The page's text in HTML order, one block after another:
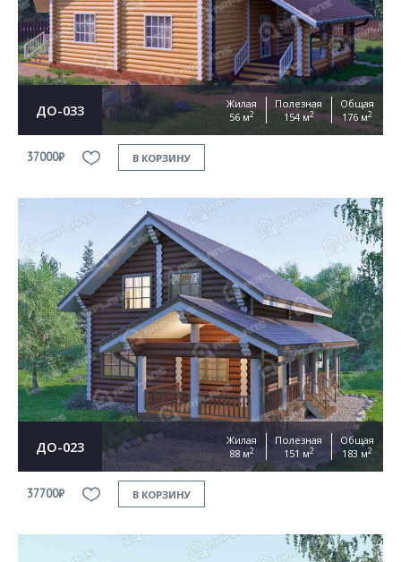
ДО-033
Жилая
56 м2
Полезная
154 м2
Общая
176 м2
37000₽ В КОРЗИНУ
ДО-023
Жилая
88 м2
Полезная
151 м2
Общая
183 м2
37700₽ В КОРЗИНУ